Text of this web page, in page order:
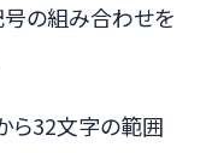
号の組み合わせを
ら32文字の範囲